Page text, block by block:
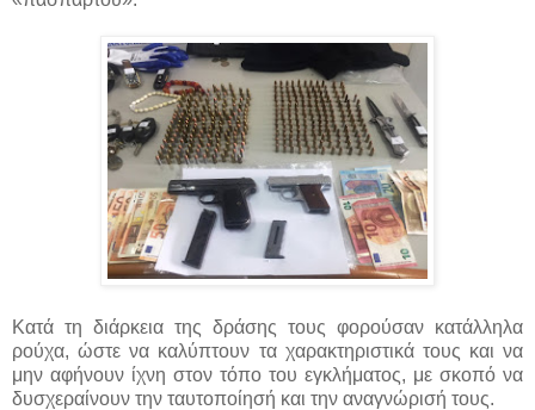
Κατά τη διάρκεια της δράσης τους φορούσαν κατάλληλα
ρούχα, ώστε να καλύπτουν τα χαρακτηριστικά τους και να
μην αφήνουν ίχνη στον τόπο του εγκλήματος, με σκοπό να
δυσχεραίνουν την ταυτοποίησή και την αναγνώρισή τους.